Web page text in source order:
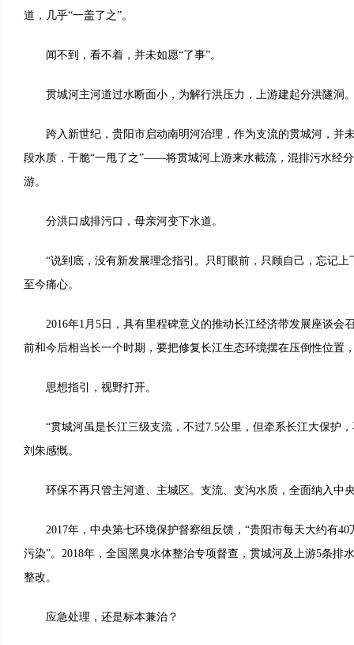
道，几乎“一盖了之”。
闻不到，看不着，并未如愿“了事”。
贯城河主河道过水断面小，为解行洪压力，上游建起分洪隧洞
跨入新世纪，贵阳市启动南明河治理，作为支流的贯城河，并
段水质，干脆“一甩了之”——将贯城河上游来水截流，混排污水经
游。
分洪口成排污口，母亲河变下水道。
“说到底，没有新发展理念指引。只盯眼前，只顾自己，忘记上
至今痛心。
2016年1月5日，具有里程碑意义的推动长江经济带发展座谈会
前和今后相当长一个时期，要把修复长江生态环境摆在压倒性位置
思想指引，视野打开。
“贯城河虽是长江三级支流，不过7.5公里，但牵系长江大保护，
刘朱感慨。
环保不再只管主河道、主城区。支流、支沟水质，全面纳入中
2017年，中央第七环境保护督察组反馈，“贵阳市每天大约有40
污染”。2018年，全国黑臭水体整治专项督查，贯城河及上游5条排
整改。
应急处理，还是标本兼治？